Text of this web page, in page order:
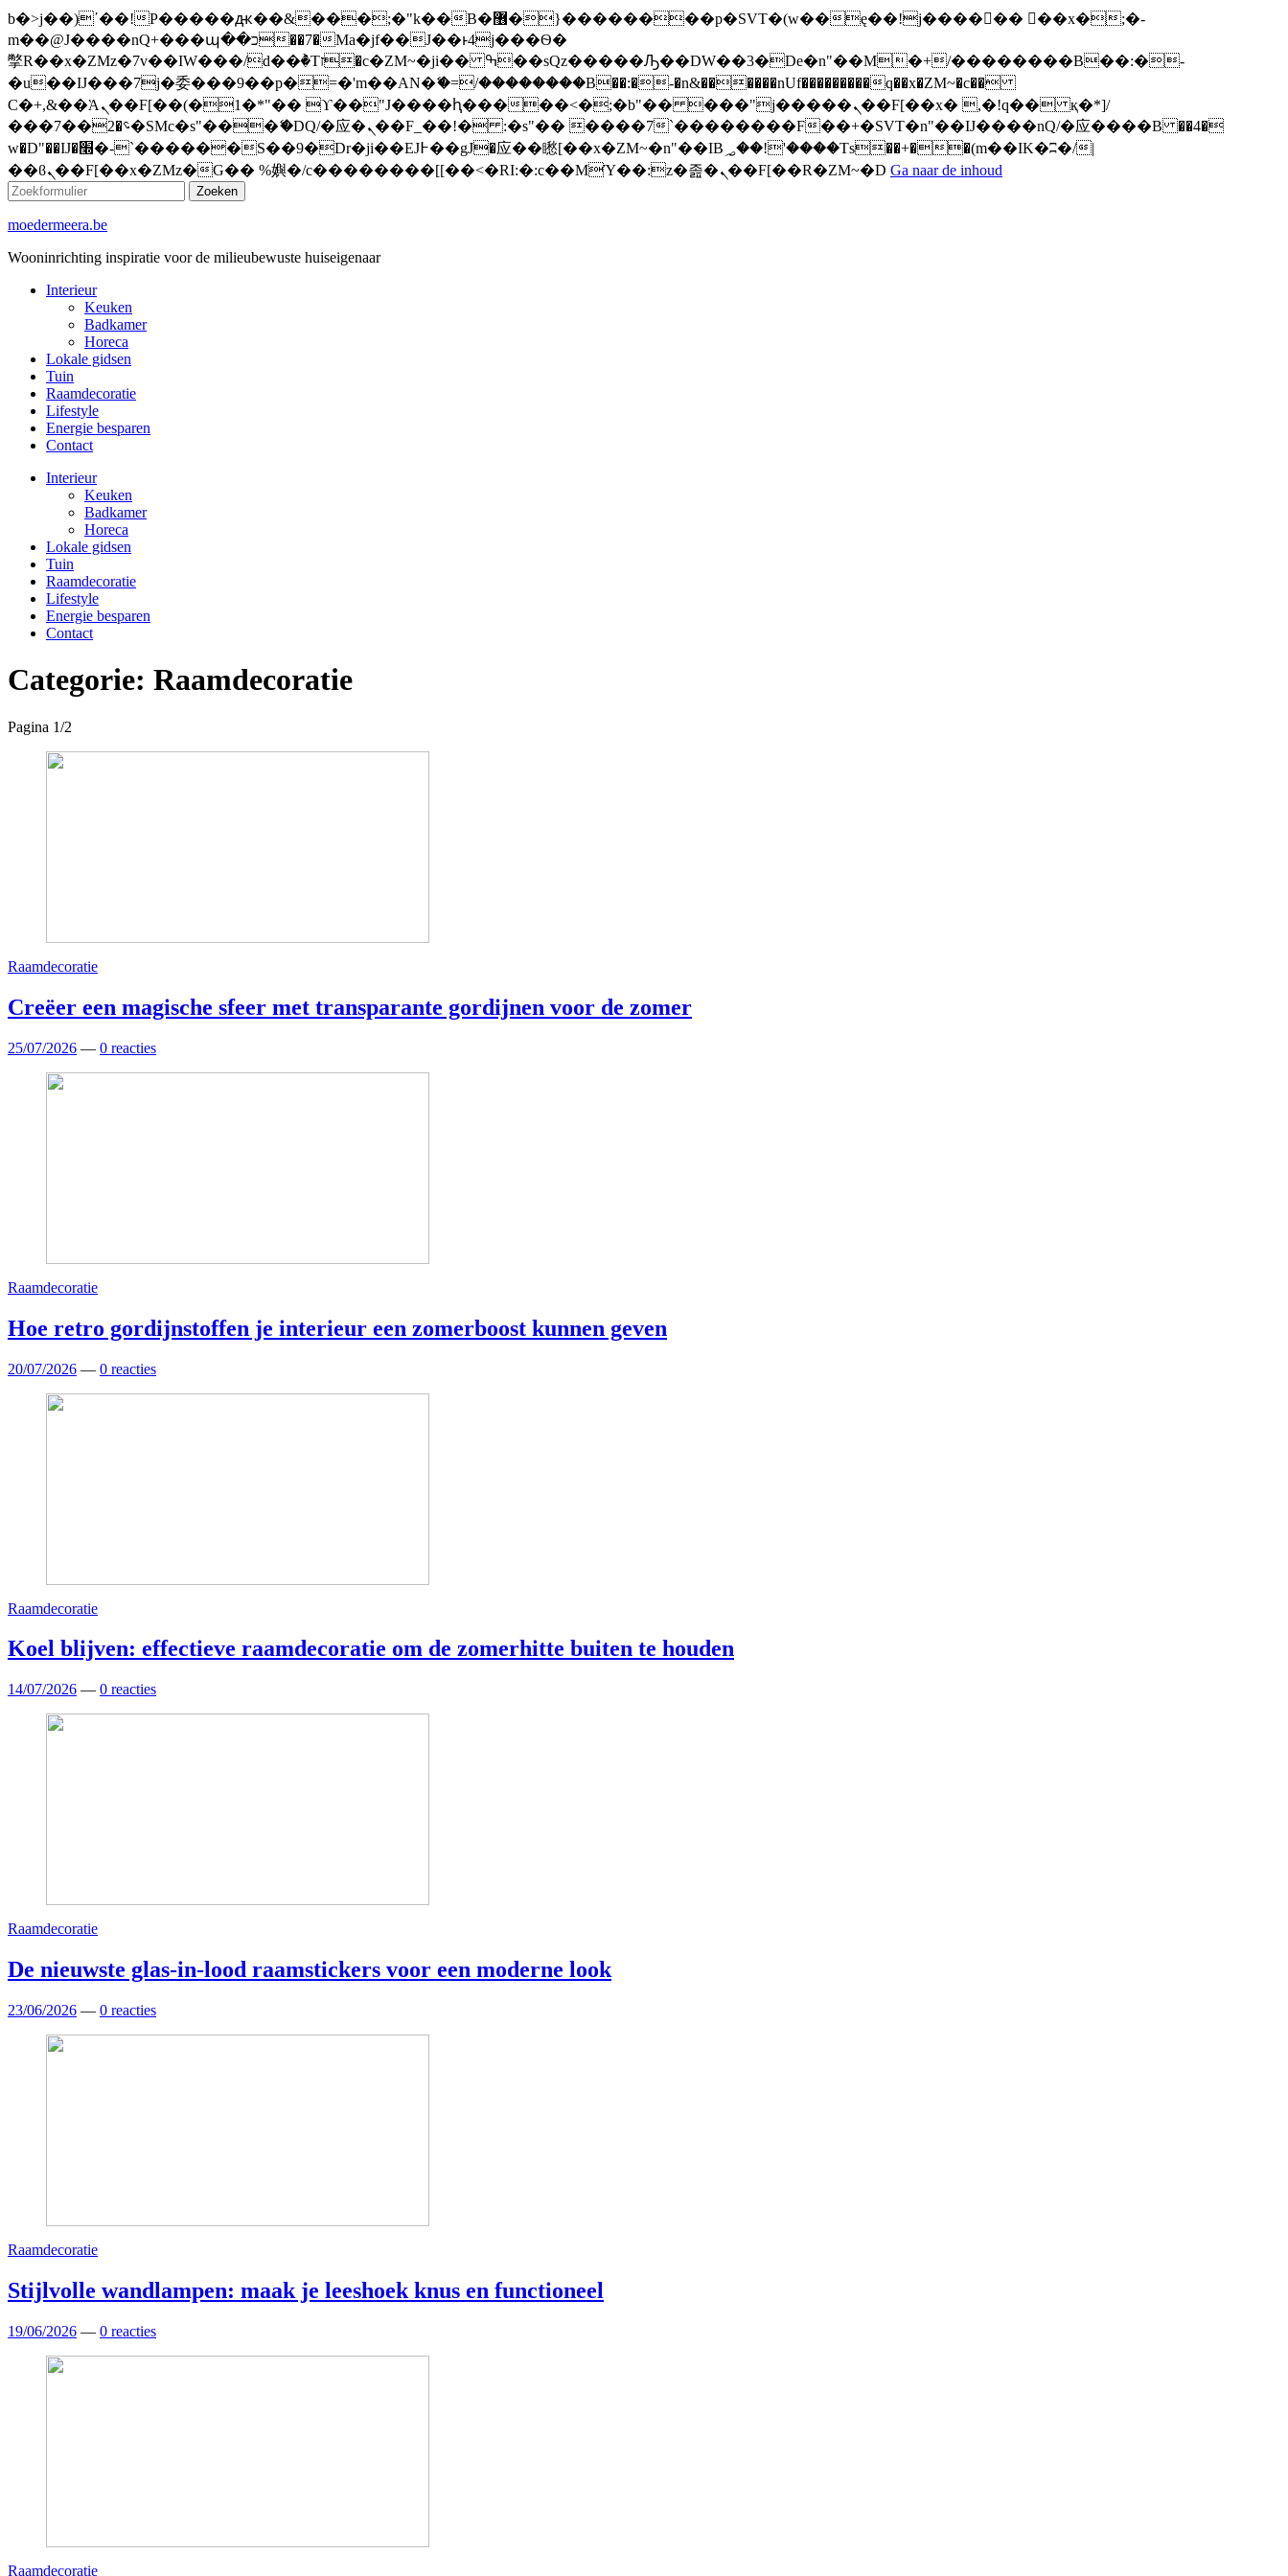
b�>j��)΄��!P�����ԫ��&���;�"k��B�޶�}��������p�SVT�(w��ę��!j������ ��x�;�-
m��@J����nQ+���պ��כ��7�Ma�jf��J��ͱ4j���Ѳ�
撆R��x�ZMz�7v��IW���/d��ٞ�Тז�c�ZM~�ji�� ߒ��sQz�����Ԡ��DW��3�De�n"��M�+/��������B��:�-
�u��IJ���7j�委���9��p�=�'m��AN�ޭ�=/��������B��:�-�n&������nUf���������q��x�ZM~�c��
Ϲ�+,&��Ὰܢ��F[��(�1�*"�� ϒ��"J����ԧ�����<�;�b"�� ���"j�����ܢ��F[��x� ,�!q�� қ�*]/
���؝�2��7�SMc�s"���ޭ�DQ/�应�ܢ��F_��!� :�s"�� ����7`��������F��+�SVT�n"��IJ����nQ/�应����B ��4�
w�D"��IJ�׭�-`������S��9�Dr�ji��EJ߅��gJ�应��矁[��x�ZM~�n"��IB؃��!'����Тѕ��+��(m��IK�ʭ�/|
��ϐܢ��F[��x�ZMz�G�� %嬩�/c��������[[��<�RI:�:c��MΎ��:z�졾�ܢ��F[��R�ZM~�D Ga naar de inhoud
Zoeken
moedermeera.be
Wooninrichting inspiratie voor de milieubewuste huiseigenaar
Interieur
Keuken
Badkamer
Horeca
Lokale gidsen
Tuin
Raamdecoratie
Lifestyle
Energie besparen
Contact
Interieur
Keuken
Badkamer
Horeca
Lokale gidsen
Tuin
Raamdecoratie
Lifestyle
Energie besparen
Contact
Categorie: Raamdecoratie
Pagina 1/2
Raamdecoratie
Creëer een magische sfeer met transparante gordijnen voor de zomer
25/07/2026 — 0 reacties
Raamdecoratie
Hoe retro gordijnstoffen je interieur een zomerboost kunnen geven
20/07/2026 — 0 reacties
Raamdecoratie
Koel blijven: effectieve raamdecoratie om de zomerhitte buiten te houden
14/07/2026 — 0 reacties
Raamdecoratie
De nieuwste glas-in-lood raamstickers voor een moderne look
23/06/2026 — 0 reacties
Raamdecoratie
Stijlvolle wandlampen: maak je leeshoek knus en functioneel
19/06/2026 — 0 reacties
Raamdecoratie